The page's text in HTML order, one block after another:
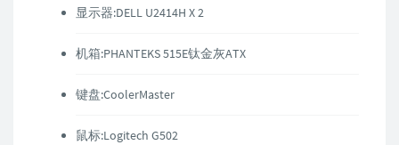
显示器:DELL U2414H X 2
机箱:PHANTEKS 515E钛金灰ATX
键盘:CoolerMaster
鼠标:Logitech G502